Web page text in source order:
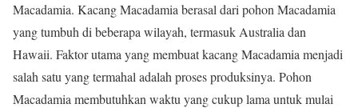
Macadamia. Kacang Macadamia berasal dari pohon Macadamia
yang tumbuh di beberapa wilayah, termasuk Australia dan
Hawaii. Faktor utama yang membuat kacang Macadamia menjadi
salah satu yang termahal adalah proses produksinya. Pohon
Macadamia membutuhkan waktu yang cukup lama untuk mulai